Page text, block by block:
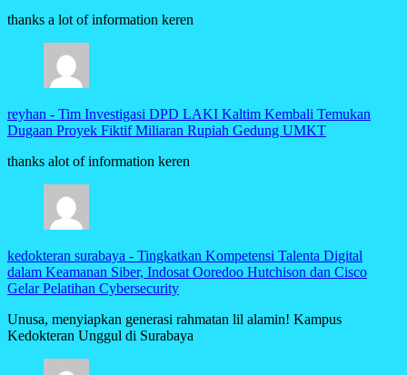
thanks a lot of information keren
reyhan - Tim Investigasi DPD LAKI Kaltim Kembali Temukan
Dugaan Proyek Fiktif Miliaran Rupiah Gedung UMKT
thanks alot of information keren
kedokteran surabaya - Tingkatkan Kompetensi Talenta Digital
dalam Keamanan Siber, Indosat Ooredoo Hutchison dan Cisco
Gelar Pelatihan Cybersecurity
Unusa, menyiapkan generasi rahmatan lil alamin! Kampus
Kedokteran Unggul di Surabaya